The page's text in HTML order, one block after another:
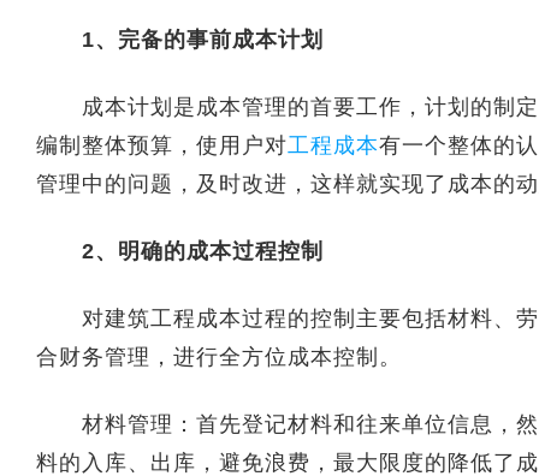
1、完备的事前成本计划
成本计划是成本管理的首要工作，计划的制定
编制整体预算，使用户对工程成本有一个整体的
管理中的问题，及时改进，这样就实现了成本的
2、明确的成本过程控制
对建筑工程成本过程的控制主要包括材料、劳
合财务管理，进行全方位成本控制。
材料管理：首先登记材料和往来单位信息，然
料的入库、出库，避免浪费，最大限度的降低了